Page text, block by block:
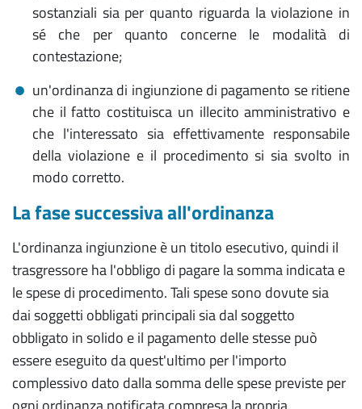
sostanziali sia per quanto riguarda la violazione in
sé che per quanto concerne le modalità di
contestazione;
un'ordinanza di ingiunzione di pagamento se ritiene
che il fatto costituisca un illecito amministrativo e
che l'interessato sia effettivamente responsabile
della violazione e il procedimento si sia svolto in
modo corretto.
La fase successiva all'ordinanza
L'ordinanza ingiunzione è un titolo esecutivo, quindi il
trasgressore ha l'obbligo di pagare la somma indicata e
le spese di procedimento. Tali spese sono dovute sia
dai soggetti obbligati principali sia dal soggetto
obbligato in solido e il pagamento delle stesse può
essere eseguito da quest'ultimo per l'importo
complessivo dato dalla somma delle spese previste per